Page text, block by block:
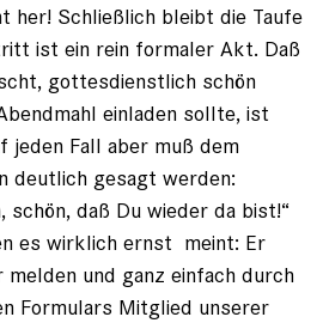
her! Schließlich bleibt die Taufe
ist ein rein formaler Akt. Daß
gottesdienstlich schön
einladen sollte, ist
jeden Fall aber muß dem
deutlich gesagt werden:
schön, daß Du wieder da bist!“
es wirklich ernst meint: Er
melden und ganz einfach durch
Formulars Mitglied unserer